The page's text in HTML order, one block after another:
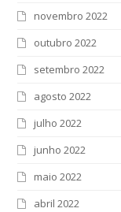
novembro 2022
outubro 2022
setembro 2022
agosto 2022
julho 2022
junho 2022
maio 2022
abril 2022